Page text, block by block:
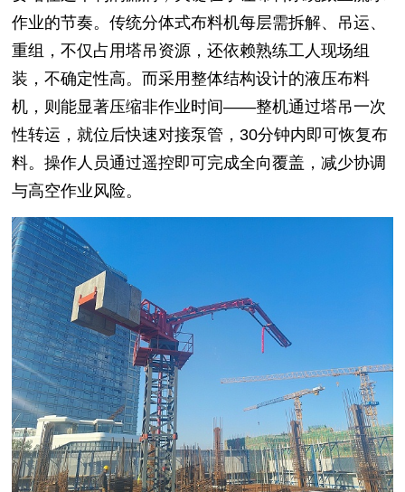
作业的节奏。传统分体式布料机每层需拆解、吊运、
重组，不仅占用塔吊资源，还依赖熟练工人现场组
装，不确定性高。而采用整体结构设计的液压布料
机，则能显著压缩非作业时间——整机通过塔吊一次
性转运，就位后快速对接泵管，30分钟内即可恢复布
料。操作人员通过遥控即可完成全向覆盖，减少协调
与高空作业风险。